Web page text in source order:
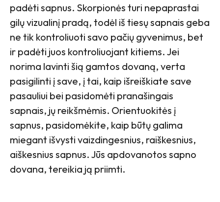
padėti sapnus. Skorpionės turi nepaprastai
gilų vizualinį pradą, todėl iš tiesų sapnais geba
ne tik kontroliuoti savo pačių gyvenimus, bet
ir padėti juos kontroliuojant kitiems. Jei
norima lavinti šią gamtos dovaną, verta
pasigilinti į save, į tai, kaip išreiškiate save
pasauliui bei pasidomėti pranašingais
sapnais, jų reikšmėmis. Orientuokitės į
sapnus, pasidomėkite, kaip būtų galima
miegant išvysti vaizdingesnius, raiškesnius,
aiškesnius sapnus. Jūs apdovanotos sapno
dovana, tereikia ją priimti.